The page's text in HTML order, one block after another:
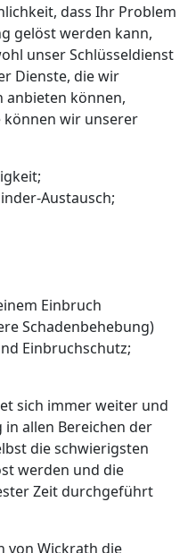
dass Ihr Problem
gelöst werden kann,
unser Schlüsseldienst
Dienste, die wir
anbieten können,
können wir unserer
Austausch;
Einbruch
Schadenbehebung)
Einbruchschutz;
sich immer weiter und
allen Bereichen der
die schwierigsten
werden und die
Zeit durchgeführt
von Wickrath die